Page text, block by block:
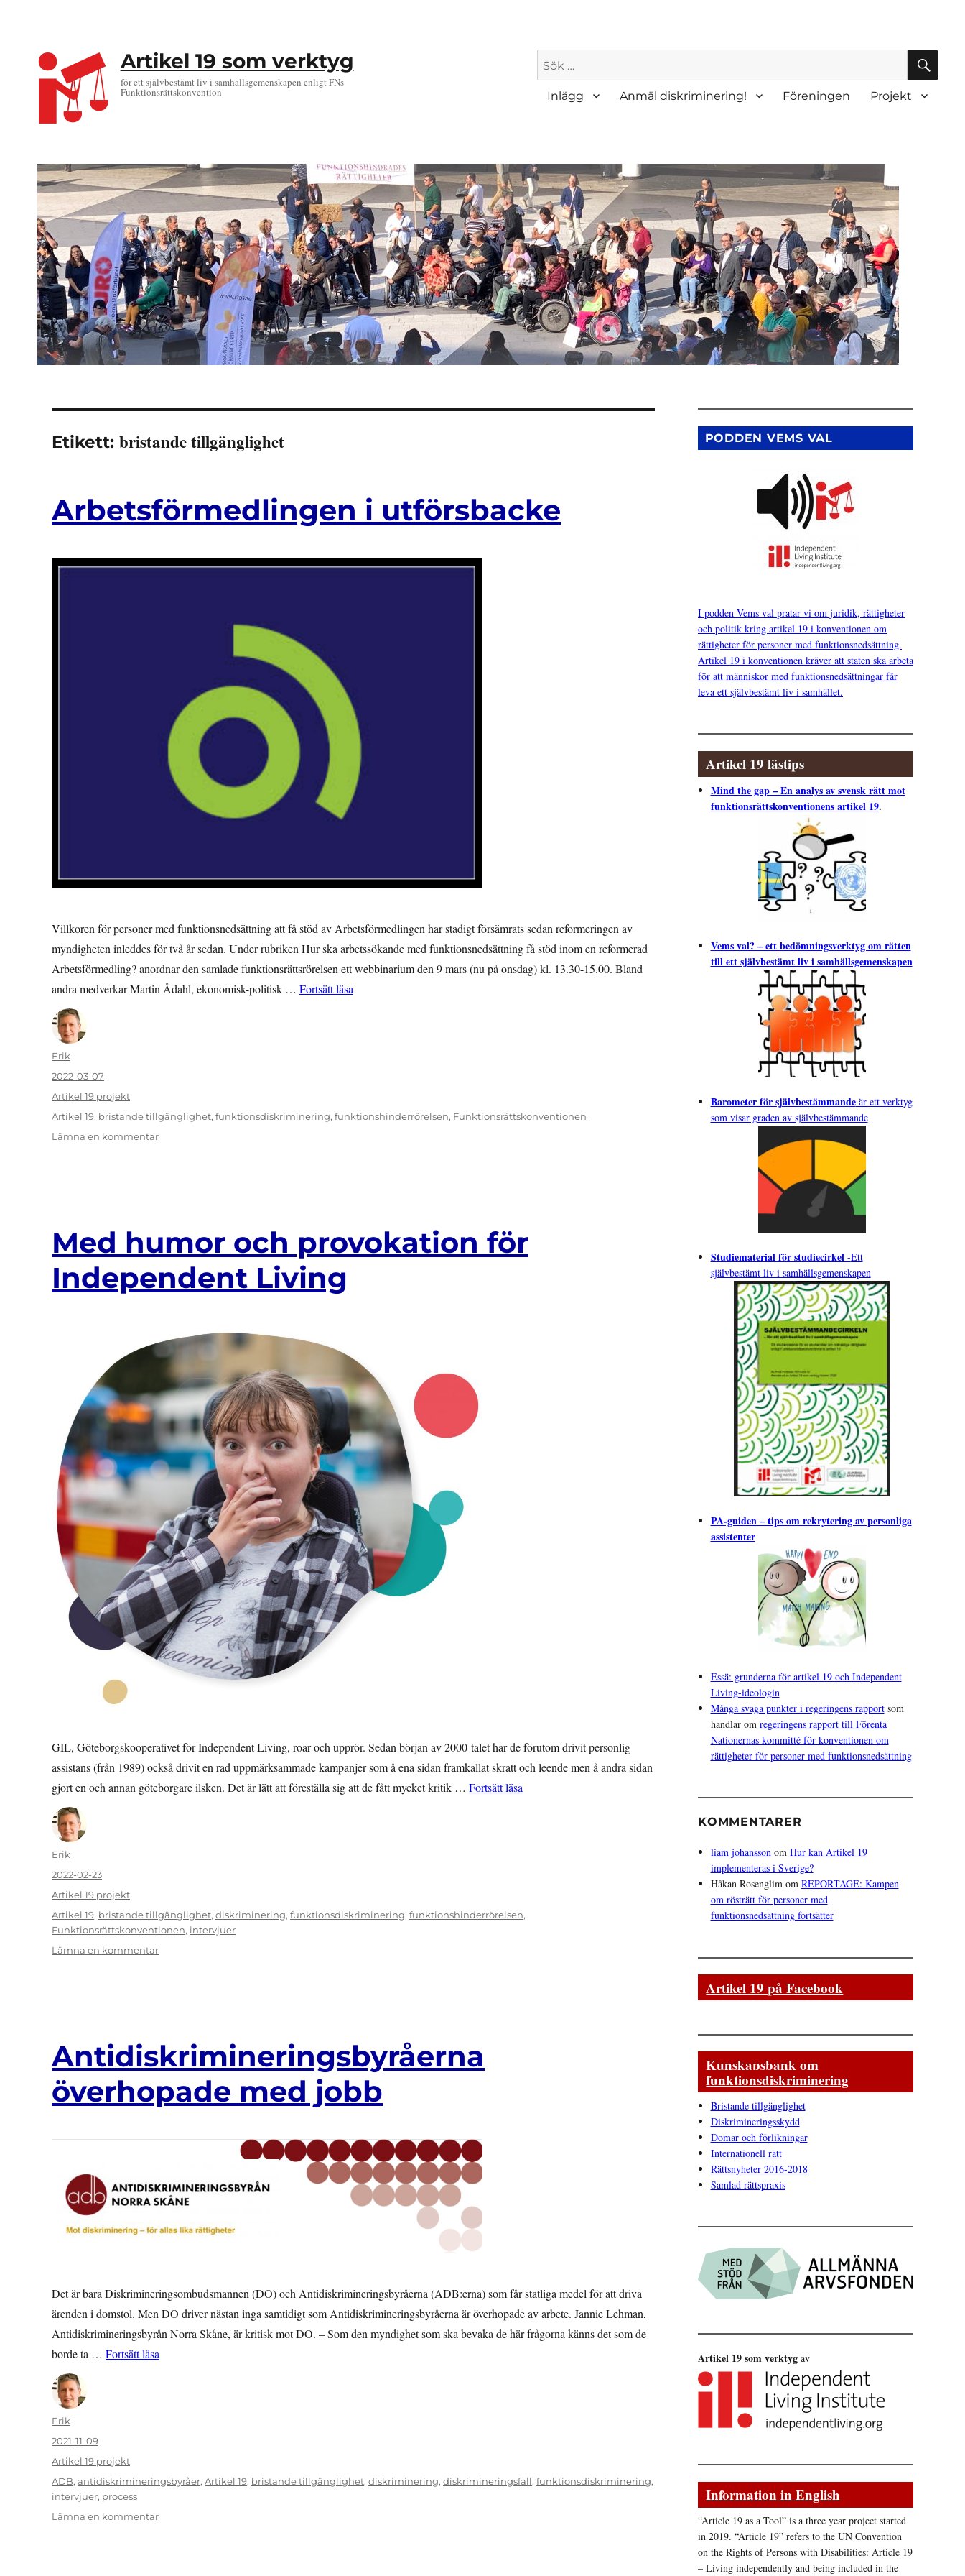
Artikel 19 som verktyg
för ett självbestämt liv i samhällsgemenskapen enligt FNs
Funktionsrättskonvention
Sök
efter:
SÖK
Inlägg Anmäl diskriminering! Föreningen Projekt
Etikett: bristande tillgänglighet
Arbetsförmedlingen i utförsbacke
Villkoren för personer med funktionsnedsättning att få stöd av Arbetsförmedlingen har stadigt försämrats sedan reformeringen av
myndigheten inleddes för två år sedan. Under rubriken Hur ska arbetssökande med funktionsnedsättning få stöd inom en reformerad
Arbetsförmedling? anordnar den samlade funktionsrättsrörelsen ett webbinarium den 9 mars (nu på onsdag) kl. 13.30-15.00. Bland
andra medverkar Martin Ådahl, ekonomisk-politisk … Fortsätt läsa
Författare
Erik
Publicerat
den
2022-03-07
Kategorier
Artikel 19 projekt
Etiketter
Artikel 19, bristande tillgänglighet, funktionsdiskriminering, funktionshinderrörelsen, Funktionsrättskonventionen
Lämna en kommentartill
Med humor och provokation för
Independent Living
GIL, Göteborgskooperativet för Independent Living, roar och upprör. Sedan början av 2000-talet har de förutom drivit personlig
assistans (från 1989) också drivit en rad uppmärksammade kampanjer som å ena sidan framkallat skratt och leende men å andra sidan
gjort en och annan göteborgare ilsken. Det är lätt att föreställa sig att de fått mycket kritik … Fortsätt läsa
Författare
Erik
Publicerat
den
2022-02-23
Kategorier
Artikel 19 projekt
Etiketter
Artikel 19, bristande tillgänglighet, diskriminering, funktionsdiskriminering, funktionshinderrörelsen,
Funktionsrättskonventionen, intervjuer
Lämna en kommentartill
Living
Antidiskrimineringsbyråerna
överhopade med jobb
Det är bara Diskrimineringsombudsmannen (DO) och Antidiskrimineringsbyråerna (ADB:erna) som får statliga medel för att driva
ärenden i domstol. Men DO driver nästan inga samtidigt som Antidiskrimineringsbyråerna är överhopade av arbete. Jannie Lehman,
Antidiskrimineringsbyrån Norra Skåne, är kritisk mot DO. – Som den myndighet som ska bevaka de här frågorna känns det som de
borde ta … Fortsätt läsa
Författare
Erik
Publicerat
den
2021-11-09
Kategorier
Artikel 19 projekt
Etiketter
ADB, antidiskrimineringsbyråer, Artikel 19, bristande tillgänglighet, diskriminering, diskrimineringsfall, funktionsdiskriminering,
intervjuer, process
Lämna en kommentartill
PODDEN VEMS VAL
I podden Vems val pratar vi om juridik, rättigheter
och politik kring artikel 19 i konventionen om
rättigheter för personer med funktionsnedsättning.
Artikel 19 i konventionen kräver att staten ska arbeta
för att människor med funktionsnedsättningar får
leva ett självbestämt liv i samhället.
Artikel 19 lästips
Mind the gap – En analys av svensk rätt mot
funktionsrättskonventionens artikel 19.
Vems val? – ett bedömningsverktyg om rätten
till ett självbestämt liv i samhällsgemenskapen
Barometer för självbestämmandeär ett verktyg
som visar graden av självbestämmande
Studiematerial för studiecirkel-Ett
självbestämt liv i samhällsgemenskapen
PA-guiden – tips om rekrytering av personliga
assistenter
Essä: grunderna för artikel 19 och Independent
Living-ideologin
Många svaga punkter i regeringens rapportsom
handlar om regeringens rapport till Förenta
Nationernas kommitté för konventionen om
rättigheter för personer med funktionsnedsättning
KOMMENTARER
liam johanssonom Hur kan Artikel 19
implementeras i Sverige?
Håkan Rosenglimom REPORTAGE: Kampen
om rösträtt för personer med
funktionsnedsättning fortsätter
Artikel 19 på Facebook
Kunskapsbank om
funktionsdiskriminering
Bristande tillgänglighet
Diskrimineringsskydd
Domar och förlikningar
Internationell rätt
Rättsnyheter 2016-2018
Samlad rättspraxis
Artikel 19 som verktyg av
Information in English
“Article 19 as a Tool” is a three year project started
in 2019. “Article 19” refers to the UN Convention
on the Rights of Persons with Disabilities: Article 19
– Living independently and being included in the